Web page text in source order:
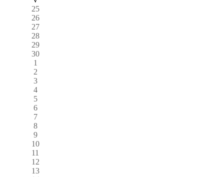
25
26
27
28
29
30
1
2
3
4
5
6
7
8
9
10
11
12
13